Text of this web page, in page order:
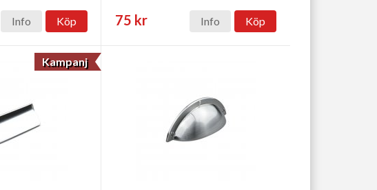
Info Köp 75 kr Info Köp
Kampanj